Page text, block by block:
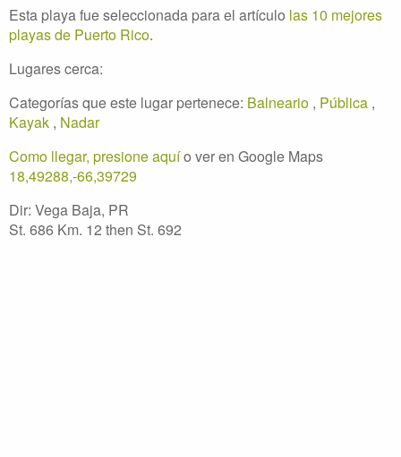
Esta playa fue seleccionada para el artículo las 10 mejores
playas de Puerto Rico.
Lugares cerca:
Categorías que este lugar pertenece: Balneario , Pública ,
Kayak , Nadar
Como llegar, presione aquío ver en Google Maps
18,49288,-66,39729
Dir: Vega Baja, PR
St. 686 Km. 12 then St. 692